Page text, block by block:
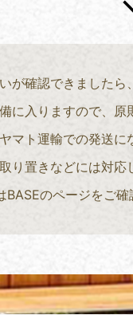
が確認できましたら
に入りますので、原
マト運輸での発送に
り置きなどには対応
BASEのページをご確